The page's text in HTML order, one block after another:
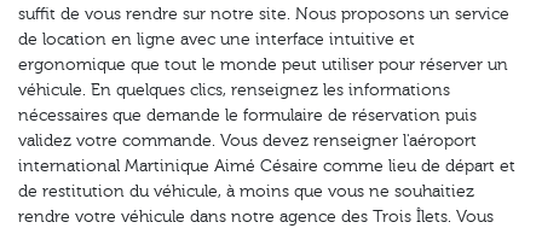
suffit de vous rendre sur notre site. Nous proposons un service
de location en ligne avec une interface intuitive et
ergonomique que tout le monde peut utiliser pour réserver un
véhicule. En quelques clics, renseignez les informations
nécessaires que demande le formulaire de réservation puis
validez votre commande. Vous devez renseigner l'aéroport
international Martinique Aimé Césaire comme lieu de départ et
de restitution du véhicule, à moins que vous ne souhaitiez
rendre votre véhicule dans notre agence des Trois Îlets. Vous